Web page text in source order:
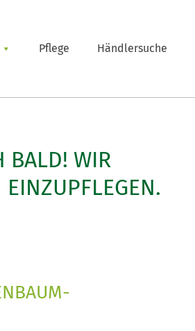
Pflege Händlersuche
BALD! WIR
G